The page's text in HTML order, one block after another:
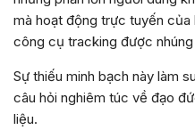
mà hoạt động trực tuyến
công cụ tracking được
Sự thiếu minh bạch này làm
câu hỏi nghiêm túc về đạo
liệu.